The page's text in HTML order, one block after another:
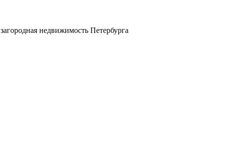
загородная недвижимость Петербурга